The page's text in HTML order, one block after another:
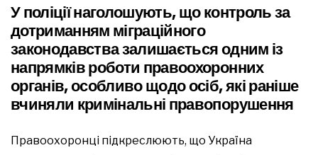
У поліції наголошують, що контроль за
дотриманням міграційного
законодавства залишається одним із
напрямків роботи правоохоронних
органів, особливо щодо осіб, які раніше
вчиняли кримінальні правопорушення
Правоохоронці підкреслюють, що Україна